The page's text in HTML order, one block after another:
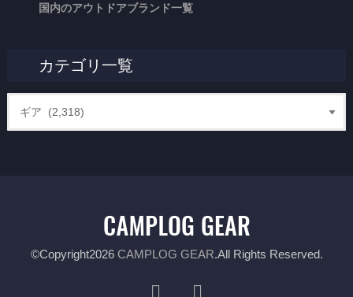
国内のアウトドアブランド一覧
カテゴリ一覧
©Copyright2026 CAMPLOG GEAR.All Rights Reserved.